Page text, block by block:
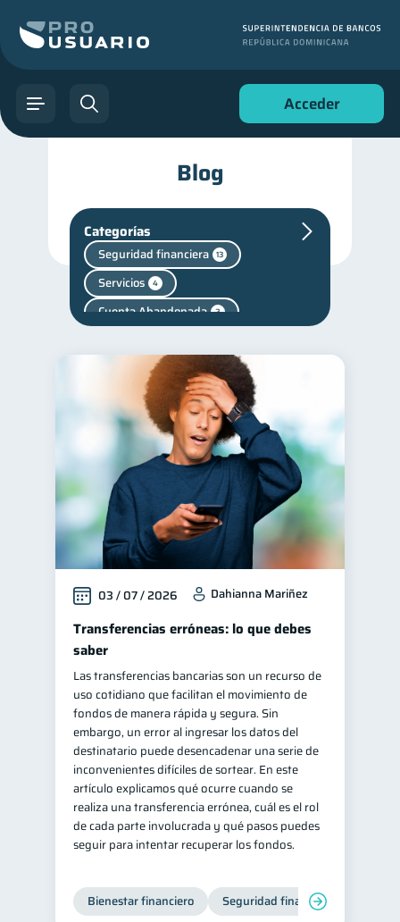
Acceder
Blog
Categorías
Seguridad financiera 13
Servicios 4
Cuenta Abandonada 2
1 Mipymes 1
inversiones 1
Salud mental
Finanzas personales 44
Manejo de deudas 31
Educación financiera 31
Finanzas para jóvenes 30
Control de deudas 30
Finanzas familiares 25
Inclusión financiera 22
Bienestar financiero
Finanzas para mujeres 20
Salud financiera 12
Productos financieros
Organización Financiera 10
Deudas
Entidad financiera 8
Préstamos Ahorro
Consejos
Tarjeta de crédito 6
03 / 07 / 2026 Dahianna Mariñez
Transferencias erróneas: lo que debes
saber
Las transferencias bancarias son un recurso de
uso cotidiano que facilitan el movimiento de
fondos de manera rápida y segura. Sin
embargo, un error al ingresar los datos del
destinatario puede desencadenar una serie de
inconvenientes difíciles de sortear. En este
artículo explicamos qué ocurre cuando se
realiza una transferencia errónea, cuál es el rol
de cada parte involucrada y qué pasos puedes
seguir para intentar recuperar los fondos.
Bienestar financiero Seguridad financiera